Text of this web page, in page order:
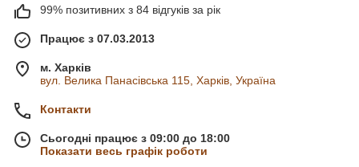
99% позитивних з 84 відгуків за рік
Працює з 07.03.2013
м. Харків
вул. Велика Панасівська 115, Харків, Україна
Контакти
Сьогодні працює з 09:00 до 18:00
Показати весь графік роботи